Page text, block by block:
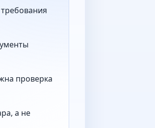
проверка
а не